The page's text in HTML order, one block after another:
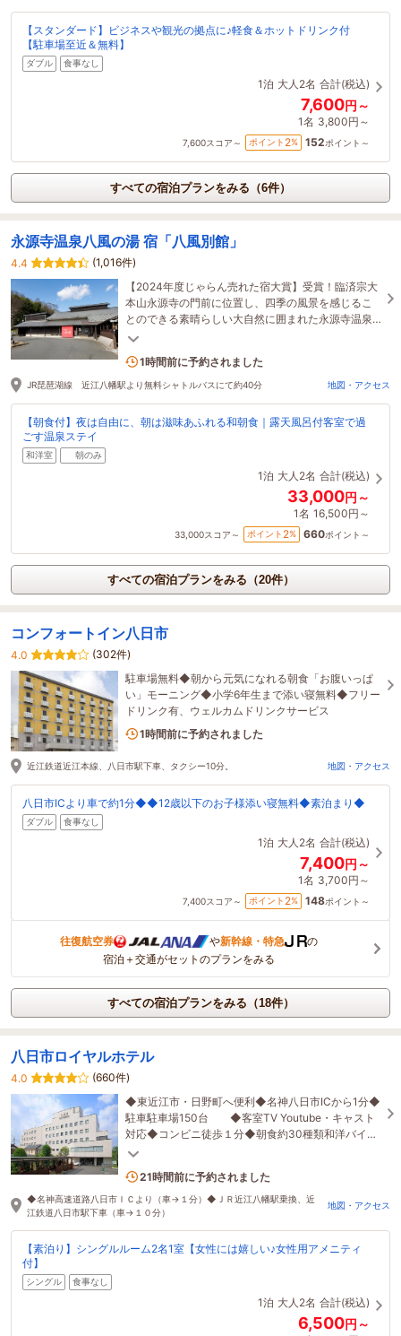
【スタンダード】ビジネスや観光の拠点に♪軽食＆ホットドリンク付
【駐車場至近＆無料】
ダブル 食事なし
1泊 大人2名 合計(税込)
7,600円～
1名 3,800円～
7,600スコア～ ポイント 2% 152ポイント～
すべての宿泊プランをみる（6件）
永源寺温泉八風の湯 宿「八風別館」
4.4
(1,016件)
【2024年度じゃらん売れた宿大賞】受賞！臨済宗大
本山永源寺の門前に位置し、四季の風景を感じるこ
とのできる素晴らしい大自然に囲まれた永源寺温泉
「八風の湯」おもてなしの心でお待ちしておりま
10名がこの宿を見ています
1時間前に予約されました
JR琵琶湖線 近江八幡駅より無料シャトルバスにて約40分 地図・アクセス
【朝食付】夜は自由に、朝は滋味あふれる和朝食｜露天風呂付客室で過
ごす温泉ステイ
和洋室 朝のみ
1泊 大人2名 合計(税込)
33,000円～
1名 16,500円～
33,000スコア～ ポイント 2% 660ポイント～
すべての宿泊プランをみる（20件）
コンフォートイン八日市
4.0
(302件)
駐車場無料◆朝から元気になれる朝食「お腹いっぱ
い」モーニング◆小学6年生まで添い寝無料◆フリー
ドリンク有、ウェルカムドリンクサービス
1名がこの宿を見ています
近江鉄道近江本線、八日市駅下車、タクシー10分。 地図・アクセス
八日市ICより車で約1分◆◆12歳以下のお子様添い寝無料◆素泊まり◆
ダブル 食事なし
1泊 大人2名 合計(税込)
7,400円～
1名 3,700円～
7,400スコア～ ポイント 2% 148ポイント～
往復航空券 や新幹線・特急
の
宿泊＋交通がセットのプランをみる
すべての宿泊プランをみる（18件）
八日市ロイヤルホテル
4.0
(660件)
◆東近江市・日野町へ便利◆名神八日市ICから1分◆
駐車駐車場150台 ◆客室TV Youtube・キャスト
対応◆コンビニ徒歩１分◆朝食約30種類和洋バイキ
ング◆大型スーパー徒歩30秒
2名がこの宿を見ています
21時間前に予約されました
◆名神高速道路八日市ＩＣより（車→１分）◆ＪＲ近江八幡駅乗換、近
江鉄道八日市駅下車（車→１０分）
地図・アクセス
【素泊り】シングルルーム2名1室【女性には嬉しい♪女性用アメニティ
付】
シングル 食事なし
1泊 大人2名 合計(税込)
6,500円～